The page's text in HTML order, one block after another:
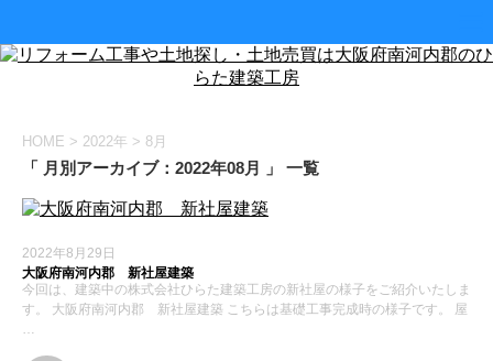
HOME > 2022年 > 8月
「 月別アーカイブ：2022年08月 」 一覧
2022年8月29日
大阪府南河内郡 新社屋建築
今回は、建築中の株式会社ひらた建築工房の新社屋の様子をご紹介いたしま
す。 大阪府南河内郡 新社屋建築 こちらは基礎工事完成時の様子です。 屋
…